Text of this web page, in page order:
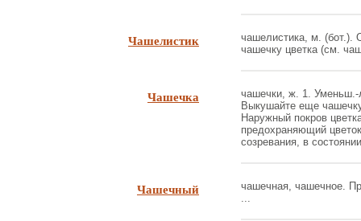
Чашелистик
чашелистика, м. (бот.).
чашечку цветка (см.
Чашечка
чашечки, ж. 1. Уменьш.-
Выкушайте еще
Наружный покров
предохраняющий
созревания, в
Чашечный
чашечная, чашечное.
...